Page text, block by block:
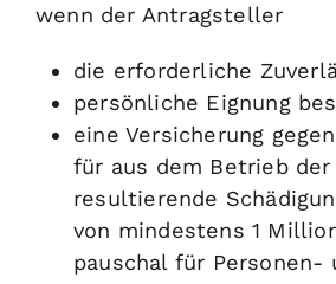
wenn der Antragsteller
die erforderliche
persönliche Eignung
eine Versicherung
für aus dem Betrieb
resultierende
von mindestens 1
pauschal für Personen-